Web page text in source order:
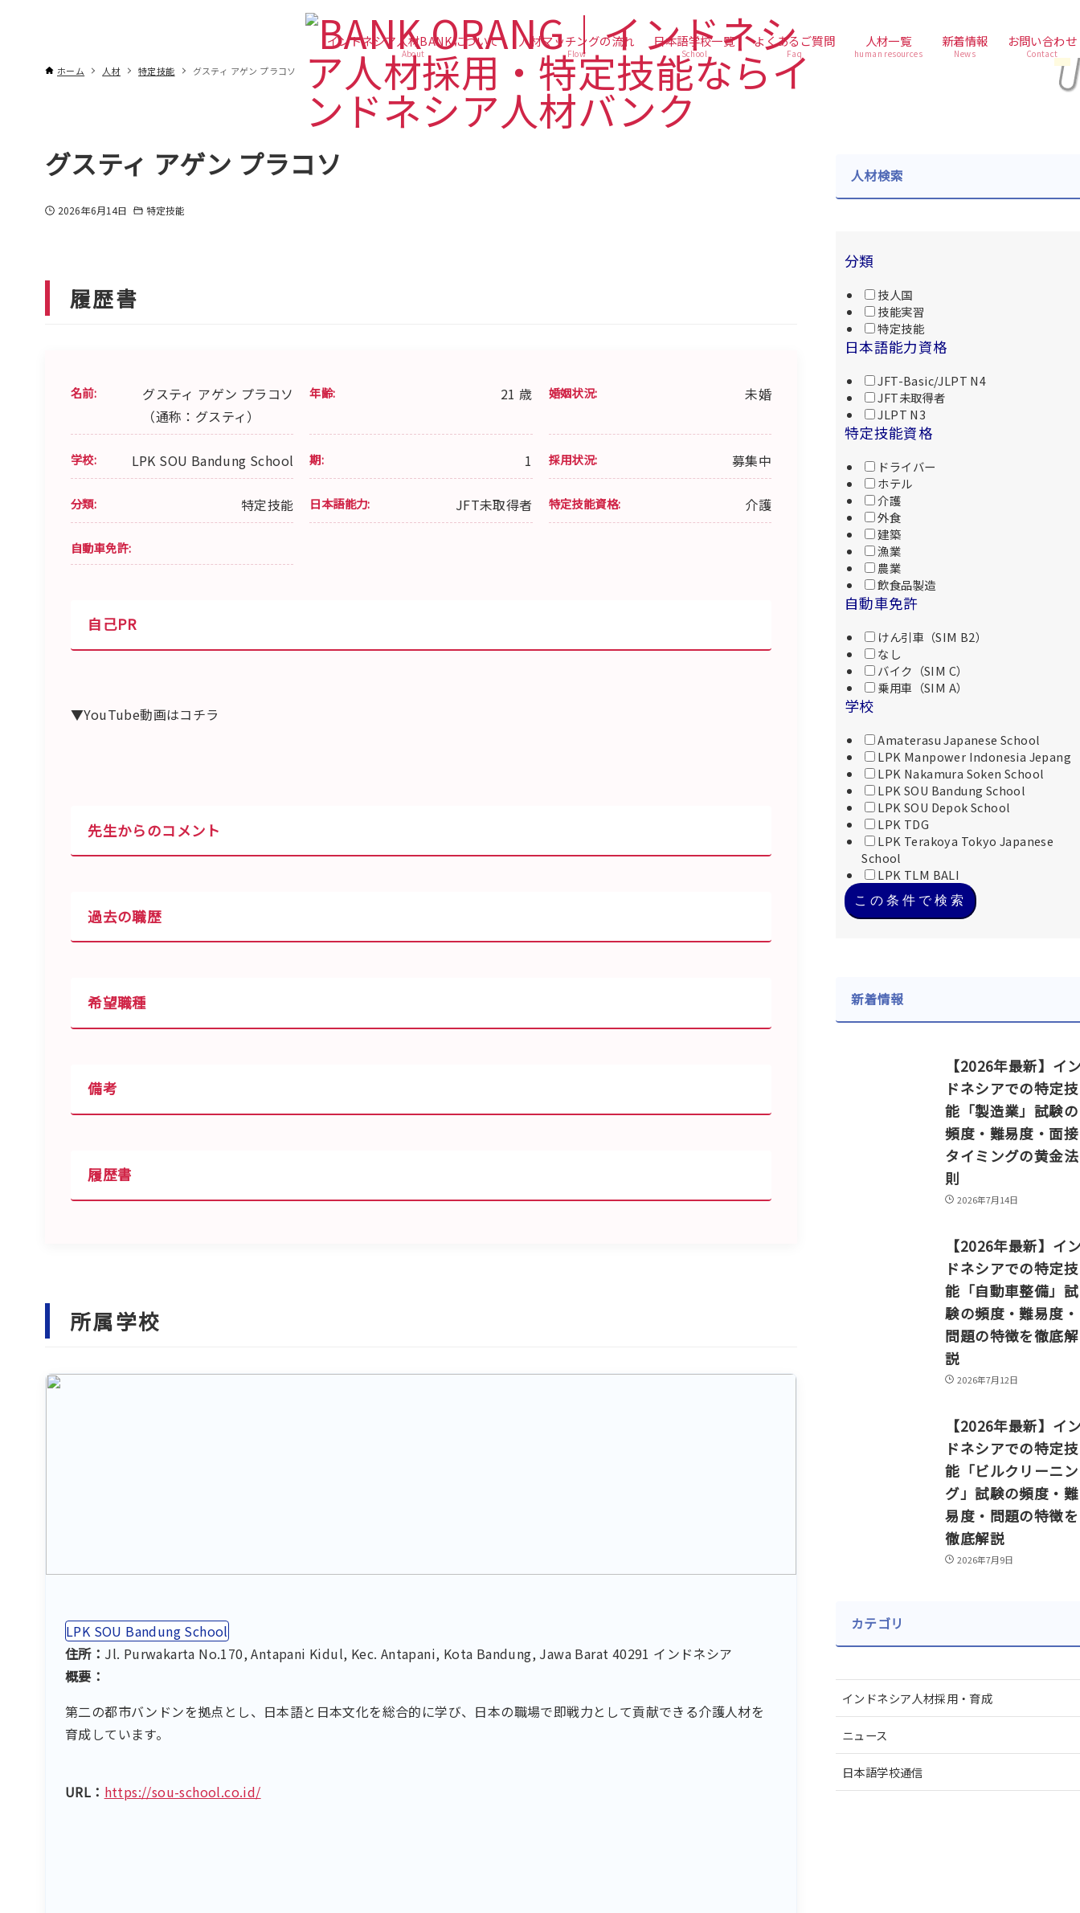
インドネシア人材BANKについて
About
人材マッチングの流れ
Flow
日本語学校一覧
School
よくあるご質問
Faq
人材一覧
human resources
新着情報
News
お問い合わせ
Contact
ホーム 人材 特定技能 グスティ アゲン プラコソ
グスティ アゲン プラコソ
2026年6月14日 特定技能
履歴書
名前:
グスティ アゲン プラコソ
（通称：グスティ）
年齢: 21 歳 婚姻状況: 未婚
学校: LPK SOU Bandung School 期: 1 採用状況: 募集中
分類: 特定技能 日本語能力: JFT未取得者 特定技能資格: 介護
自動車免許:
自己PR
▼YouTube動画はコチラ
先生からのコメント
過去の職歴
希望職種
備考
履歴書
所属学校
LPK SOU Bandung School
住所： Jl. Purwakarta No.170, Antapani Kidul, Kec. Antapani, Kota Bandung, Jawa Barat 40291 インドネシア
概要：
第二の都市バンドンを拠点とし、日本語と日本文化を総合的に学び、日本の職場で即戦力として貢献できる介護人材を
育成しています。
URL： https://sou-school.co.id/
人材検索
分類
技人国
技能実習
特定技能
日本語能力資格
JFT-Basic/JLPT N4
JFT未取得者
JLPT N3
特定技能資格
ドライバー
ホテル
介護
外食
建築
漁業
農業
飲食品製造
自動車免許
けん引車（SIM B2）
なし
バイク（SIM C）
乗用車（SIM A）
学校
Amaterasu Japanese School
LPK Manpower Indonesia Jepang
LPK Nakamura Soken School
LPK SOU Bandung School
LPK SOU Depok School
LPK TDG
LPK Terakoya Tokyo Japanese
School
LPK TLM BALI
この条件で検索
新着情報
【2026年最新】イ
ドネシアでの特定技
能「製造業」試験の
頻度・難易度・面接
タイミングの黄金法
則
2026年7月14日
【2026年最新】イ
ドネシアでの特定技
能「自動車整備」試
験の頻度・難易度・
問題の特徴を徹底解
説
2026年7月12日
【2026年最新】イ
ドネシアでの特定技
能「ビルクリーニン
グ」試験の頻度・難
易度・問題の特徴を
徹底解説
2026年7月9日
カテゴリ
インドネシア人材採用・育成
ニュース
日本語学校通信